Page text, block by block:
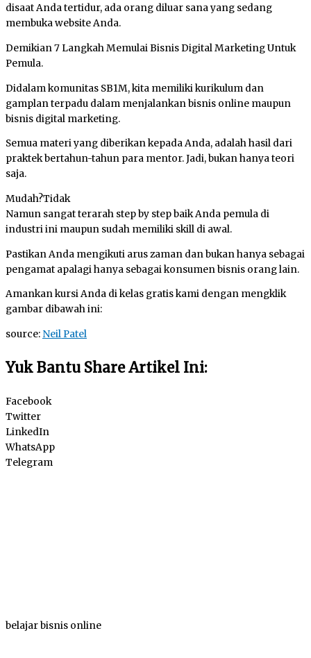
disaat Anda tertidur, ada orang diluar sana yang sedang
membuka website Anda.
Demikian 7 Langkah Memulai Bisnis Digital Marketing Untuk
Pemula.
Didalam komunitas SB1M, kita memiliki kurikulum dan
gamplan terpadu dalam menjalankan bisnis online maupun
bisnis digital marketing.
Semua materi yang diberikan kepada Anda, adalah hasil dari
praktek bertahun-tahun para mentor. Jadi, bukan hanya teori
saja.
Mudah?Tidak
Namun sangat terarah step by step baik Anda pemula di
industri ini maupun sudah memiliki skill di awal.
Pastikan Anda mengikuti arus zaman dan bukan hanya sebagai
pengamat apalagi hanya sebagai konsumen bisnis orang lain.
Amankan kursi Anda di kelas gratis kami dengan mengklik
gambar dibawah ini:
source: Neil Patel
Yuk Bantu Share Artikel Ini:
Facebook
Twitter
LinkedIn
WhatsApp
Telegram
belajar bisnis online